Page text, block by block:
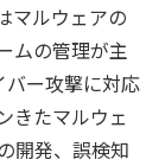
マルウェアの
ムの管理が主
ー攻撃に対応
きたマルウェ
開発、誤検知